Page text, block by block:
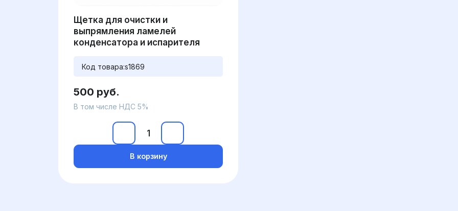
Щетка для очистки и
выпрямления ламелей
конденсатора и испарителя
Код товара:s1869
500 руб.
В том числе НДС 5%
В корзину